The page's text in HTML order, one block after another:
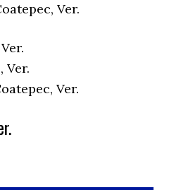
Ver.
Ver.
Ver.